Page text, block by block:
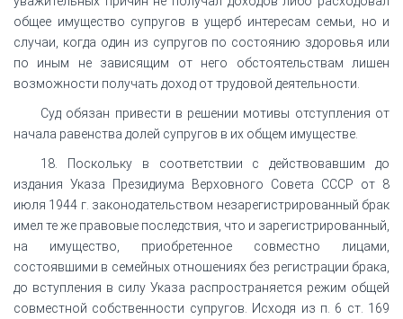
общее имущество супругов в ущерб интересам семьи, но и
случаи, когда один из супругов по состоянию здоровья или
по иным не зависящим от него обстоятельствам лишен
возможности получать доход от трудовой деятельности.
Суд обязан привести в решении мотивы отступления от
начала равенства долей супругов в их общем имуществе.
18. Поскольку в соответствии с действовавшим до
издания Указа Президиума Верховного Совета СССР от 8
июля 1944 г. законодательством незарегистрированный брак
имел те же правовые последствия, что и зарегистрированный,
на имущество, приобретенное совместно лицами,
состоявшими в семейных отношениях без регистрации брака,
до вступления в силу Указа распространяется режим общей
совместной собственности супругов. Исходя из п. 6 ст. 169